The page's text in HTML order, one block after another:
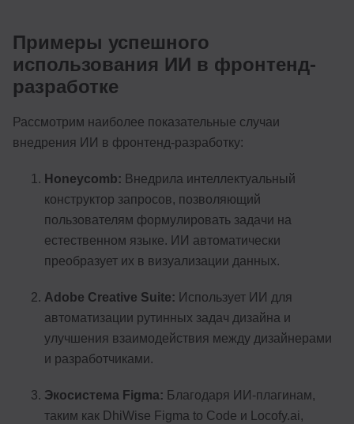
Примеры успешного
использования ИИ в фронтенд-
разработке
Рассмотрим наиболее показательные случаи
внедрения ИИ в фронтенд-разработку:
Honeycomb: Внедрила интеллектуальный
конструктор запросов, позволяющий
пользователям формулировать задачи на
естественном языке. ИИ автоматически
преобразует их в визуализации данных.
Adobe Creative Suite: Использует ИИ для
автоматизации рутинных задач дизайна и
улучшения взаимодействия между дизайнерами
и разработчиками.
Экосистема Figma: Благодаря ИИ-плагинам,
таким как DhiWise Figma to Code и Locofy.ai,